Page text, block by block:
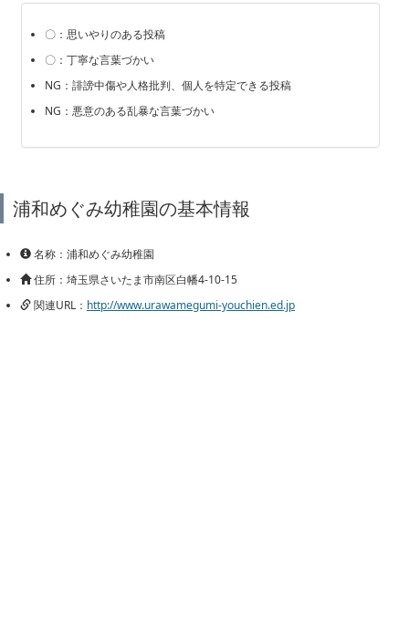
〇：思いやりのある投稿
〇：丁寧な言葉づかい
NG：誹謗中傷や人格批判、個人を特定できる投稿
NG：悪意のある乱暴な言葉づかい
浦和めぐみ幼稚園の基本情報
名称：浦和めぐみ幼稚園
住所：埼玉県さいたま市南区白幡4-10-15
関連URL： http://www.urawamegumi-youchien.ed.jp